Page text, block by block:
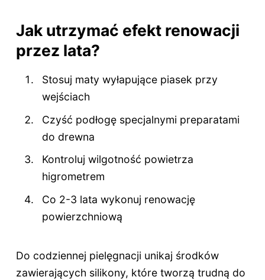
Jak utrzymać efekt renowacji
przez lata?
Stosuj maty wyłapujące piasek przy
wejściach
Czyść podłogę specjalnymi preparatami
do drewna
Kontroluj wilgotność powietrza
higrometrem
Co 2-3 lata wykonuj renowację
powierzchniową
Do codziennej pielęgnacji unikaj środków
zawierających silikony, które tworzą trudną do